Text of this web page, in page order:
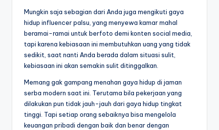
Mungkin saja sebagian dari Anda juga mengikuti gaya
hidup influencer palsu, yang menyewa kamar mahal
beramai-ramai untuk berfoto demi konten social media,
tapi karena kebiasaan ini membutuhkan uang yang tidak
sedikit, saat nanti Anda berada dalam situasi sulit,
kebiasaan ini akan semakin sulit ditinggalkan.
Memang gak gampang menahan gaya hidup di jaman
serba modern saat ini. Terutama bila pekerjaan yang
dilakukan pun tidak jauh-jauh dari gaya hidup tingkat
tinggi. Tapi setiap orang sebaiknya bisa mengelola
keuangan pribadi dengan baik dan benar dengan